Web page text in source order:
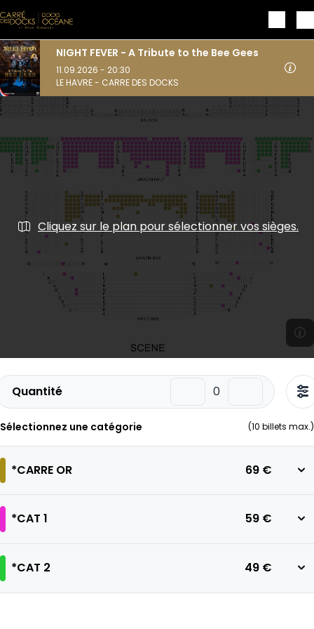
Aller au contenu principal
NIGHT FEVER - A Tribute to the Bee Gees
11.09.2026 - 20:30
LE HAVRE - CARRE DES DOCKS
Cliquez sur le plan pour sélectionner vos sièges.
Quantité
Sélectionnez une catégorie (10 billets max.)
*CARRE OR 69 €
*CAT 1 59 €
*CAT 2 49 €